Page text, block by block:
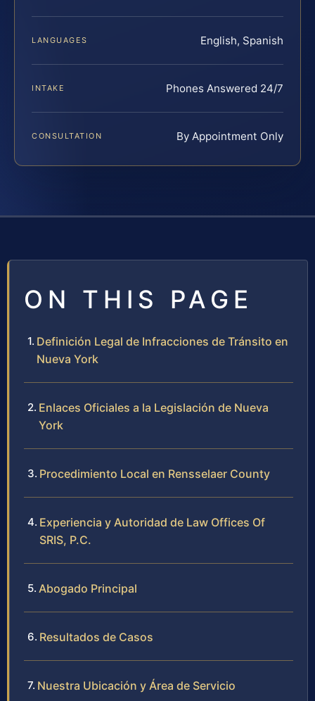
LANGUAGES English, Spanish
INTAKE Phones Answered 24/7
CONSULTATION By Appointment Only
ON THIS PAGE
Definición Legal de Infracciones de Tránsito en
Nueva York
Enlaces Oficiales a la Legislación de Nueva
York
Procedimiento Local en Rensselaer County
Experiencia y Autoridad de Law Offices Of
SRIS, P.C.
Abogado Principal
Resultados de Casos
Nuestra Ubicación y Área de Servicio